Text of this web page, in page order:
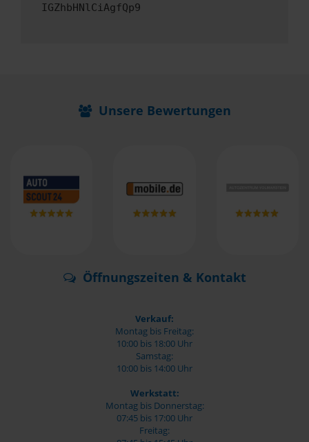
IGZhbHNlCiAgfQp9
Unsere Bewertungen
Öffnungszeiten & Kontakt
Verkauf:
Montag bis Freitag:
10:00 bis 18:00 Uhr
Samstag:
10:00 bis 14:00 Uhr
Werkstatt:
Montag bis Donnerstag:
07:45 bis 17:00 Uhr
Freitag: